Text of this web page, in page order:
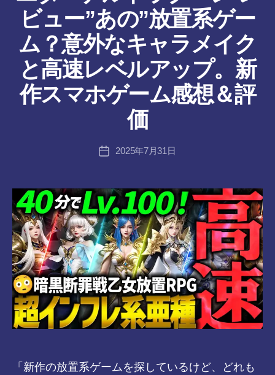
ビュー”あの”放置系ゲー
ム？意外なキャラメイク
と高速レベルアップ。新
作スマホゲーム感想＆評
価
投
稿
作
成
a
8-
vr
投
2025年7月31日
「新作の放置系ゲームを探しているけど、どれも